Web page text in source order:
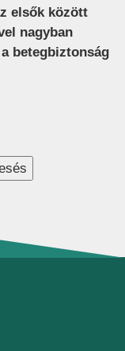
elsők között
nagyban
betegbiztonság